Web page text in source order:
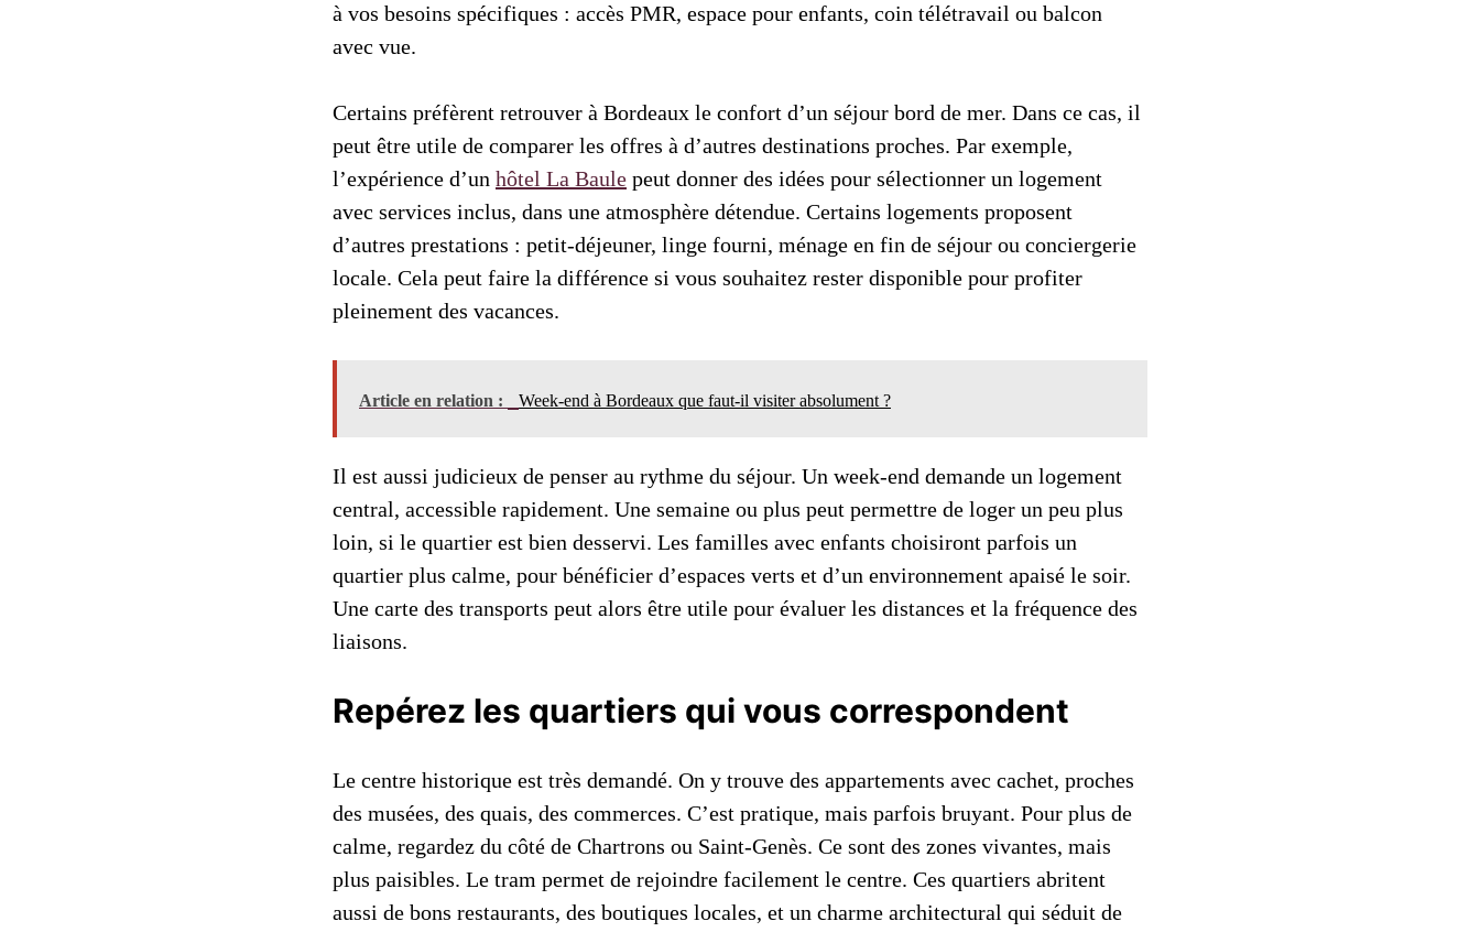
à vos besoins spécifiques : accès PMR, espace pour enfants, coin télétravail ou balcon
avec vue.
Certains préfèrent retrouver à Bordeaux le confort d’un séjour bord de mer. Dans ce cas, il
peut être utile de comparer les offres à d’autres destinations proches. Par exemple,
l’expérience d’un hôtel La Baule peut donner des idées pour sélectionner un logement
avec services inclus, dans une atmosphère détendue. Certains logements proposent
d’autres prestations : petit-déjeuner, linge fourni, ménage en fin de séjour ou conciergerie
locale. Cela peut faire la différence si vous souhaitez rester disponible pour profiter
pleinement des vacances.
Article en relation : Week-end à Bordeaux que faut-il visiter absolument ?
Il est aussi judicieux de penser au rythme du séjour. Un week-end demande un logement
central, accessible rapidement. Une semaine ou plus peut permettre de loger un peu plus
loin, si le quartier est bien desservi. Les familles avec enfants choisiront parfois un
quartier plus calme, pour bénéficier d’espaces verts et d’un environnement apaisé le soir.
Une carte des transports peut alors être utile pour évaluer les distances et la fréquence des
liaisons.
Repérez les quartiers qui vous correspondent
Le centre historique est très demandé. On y trouve des appartements avec cachet, proches
des musées, des quais, des commerces. C’est pratique, mais parfois bruyant. Pour plus de
calme, regardez du côté de Chartrons ou Saint-Genès. Ce sont des zones vivantes, mais
plus paisibles. Le tram permet de rejoindre facilement le centre. Ces quartiers abritent
aussi de bons restaurants, des boutiques locales, et un charme architectural qui séduit de